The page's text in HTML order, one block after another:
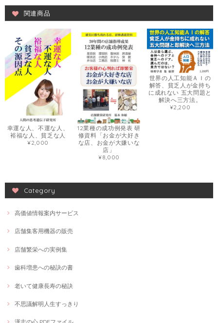
関連商品
幸運な人、不運な人、
裕福な人、貧乏な人
¥2,000
12業種の成功例発表 研
修資料「お金が大好き
な店、お金が大嫌いな
店」
¥8,000
世界の人工知能ＡＩの
解答、貧乏人が金持ち
に成れない 五大問題と
解決へ三方法。
¥2,200
Category
高価値情報案内サービス
店舗集客用機器の販売
店舗繁栄への実例集
歯科増患への秘訣の書
老いて健康長寿の秘訣
不思議解明人生すっきり